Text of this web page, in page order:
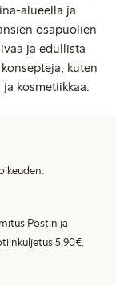
alueella ja
osapuolien
ja edullista
kuten
kosmetiikkaa.
Postin ja
5,90€.